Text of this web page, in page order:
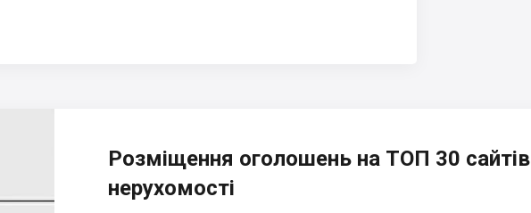
Розміщення оголошень на ТОП 30 сайтів
нерухомості